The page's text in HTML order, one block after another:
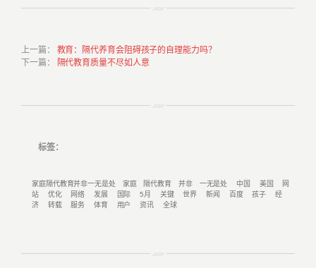
上一篇 ： 教育：隔代养育会阻碍孩子的自理能力吗？
下一篇 ： 隔代教育质量不尽如人意
标签：
家庭隔代教育并非一无是处 家庭 隔代教育 并非 一无是处 中国 美国
网
站
优化 网络 发展 国际 5月 关键 世界 新闻 百度 孩子
经
济
转载 服务 体育 用户 资讯 全球